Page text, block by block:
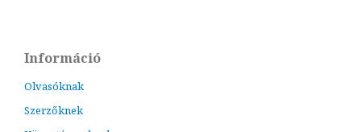
Információ
Olvasóknak
Szerzőknek